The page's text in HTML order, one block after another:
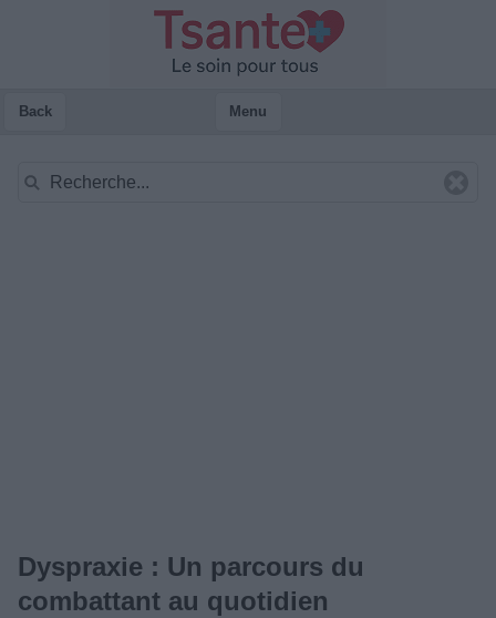
Back Menu
Dyspraxie : Un parcours du
combattant au quotidien